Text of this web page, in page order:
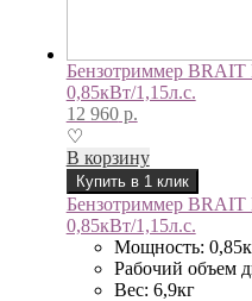
Бензотриммер BRAIT
0,85кВт/1,15л.с.
12 960р.
♡
В корзину
Купить в 1 клик
Бензотриммер BRAIT
0,85кВт/1,15л.с.
Мощность:
Рабочий объем
Вес: 6,9кг